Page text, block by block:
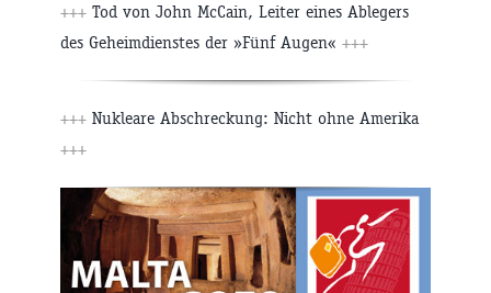
+++ Tod von John McCain, Leiter eines Ablegers
des Geheimdienstes der »Fünf Augen« +++
+++ Nukleare Abschreckung: Nicht ohne Amerika
+++